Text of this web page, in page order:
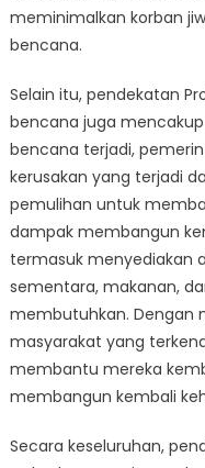
meminimalkan korban
bencana.
Selain itu, pendekatan
bencana juga
bencana terjadi,
kerusakan yang terjadi
pemulihan untuk
dampak membangun
termasuk menyediakan
sementara, makanan,
membutuhkan. Dengan
masyarakat yang
membantu mereka
membangun kembali
Secara keseluruhan,